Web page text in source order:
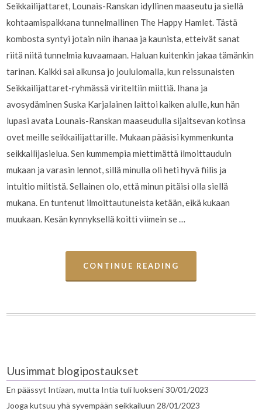
Seikkailijattaret, Lounais-Ranskan idyllinen maaseutu ja siellä
kohtaamispaikkana tunnelmallinen The Happy Hamlet. Tästä
kombosta syntyi jotain niin ihanaa ja kaunista, etteivät sanat
riitä niitä tunnelmia kuvaamaan. Haluan kuitenkin jakaa tämänkin
tarinan. Kaikki sai alkunsa jo joululomalla, kun reissunaisten
Seikkailijattaret-ryhmässä viriteltiin miittiä. Ihana ja
avosydäminen Suska Karjalainen laittoi kaiken alulle, kun hän
lupasi avata Lounais-Ranskan maaseudulla sijaitsevan kotinsa
ovet meille seikkailijattarille. Mukaan pääsisi kymmenkunta
seikkailijasielua. Sen kummempia miettimättä ilmoittauduin
mukaan ja varasin lennot, sillä minulla oli heti hyvä fiilis ja
intuitio miitistä. Sellainen olo, että minun pitäisi olla siellä
mukana. En tuntenut ilmoittautuneista ketään, eikä kukaan
muukaan. Kesän kynnyksellä koitti viimein se …
CONTINUE READING
Uusimmat blogipostaukset
En päässyt Intiaan, mutta Intia tuli luokseni30/01/2023
Jooga kutsuu yhä syvempään seikkailuun 28/01/2023